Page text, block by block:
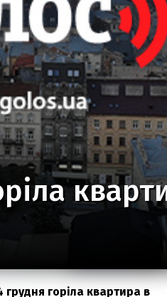
грудня горіла квартира в